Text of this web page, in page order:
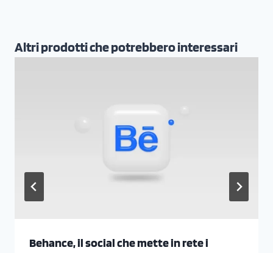
Altri prodotti che potrebbero interessari
Behance, il social che mette in rete i